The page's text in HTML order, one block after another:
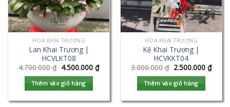
HOA KHAI TRƯƠNG
Lan Khai Trương |
HCVLKT08
4.700.000₫ 4.500.000 ₫
Thêm vào giỏ hàng
HOA KHAI TRƯƠNG
Kệ Khai Trương |
HCVKKT04
3.000.000₫ 2.500.000 ₫
Thêm vào giỏ hàng